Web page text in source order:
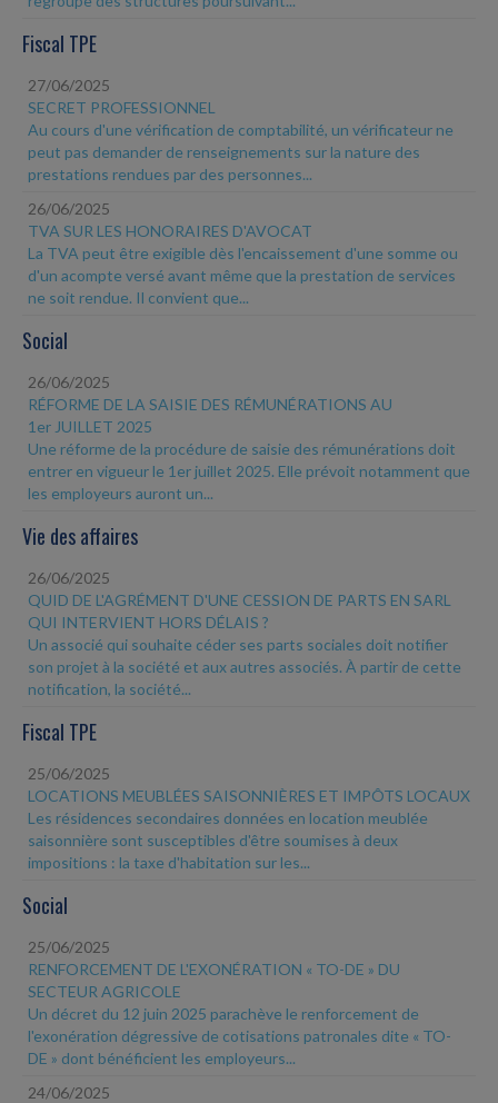
Fiscal TPE
27/06/2025
SECRET PROFESSIONNEL
Au cours d'une vérification de comptabilité, un vérificateur ne
peut pas demander de renseignements sur la nature des
prestations rendues par des personnes...
26/06/2025
TVA SUR LES HONORAIRES D'AVOCAT
La TVA peut être exigible dès l'encaissement d'une somme ou
d'un acompte versé avant même que la prestation de services
ne soit rendue. Il convient que...
Social
26/06/2025
RÉFORME DE LA SAISIE DES RÉMUNÉRATIONS AU
1er JUILLET 2025
Une réforme de la procédure de saisie des rémunérations doit
entrer en vigueur le 1er juillet 2025. Elle prévoit notamment que
les employeurs auront un...
Vie des affaires
26/06/2025
QUID DE L'AGRÉMENT D'UNE CESSION DE PARTS EN SARL
QUI INTERVIENT HORS DÉLAIS ?
Un associé qui souhaite céder ses parts sociales doit notifier
son projet à la société et aux autres associés. À partir de cette
notification, la société...
Fiscal TPE
25/06/2025
LOCATIONS MEUBLÉES SAISONNIÈRES ET IMPÔTS LOCAUX
Les résidences secondaires données en location meublée
saisonnière sont susceptibles d'être soumises à deux
impositions : la taxe d'habitation sur les...
Social
25/06/2025
RENFORCEMENT DE L'EXONÉRATION « TO-DE » DU
SECTEUR AGRICOLE
Un décret du 12 juin 2025 parachève le renforcement de
l'exonération dégressive de cotisations patronales dite « TO-
DE » dont bénéficient les employeurs...
24/06/2025